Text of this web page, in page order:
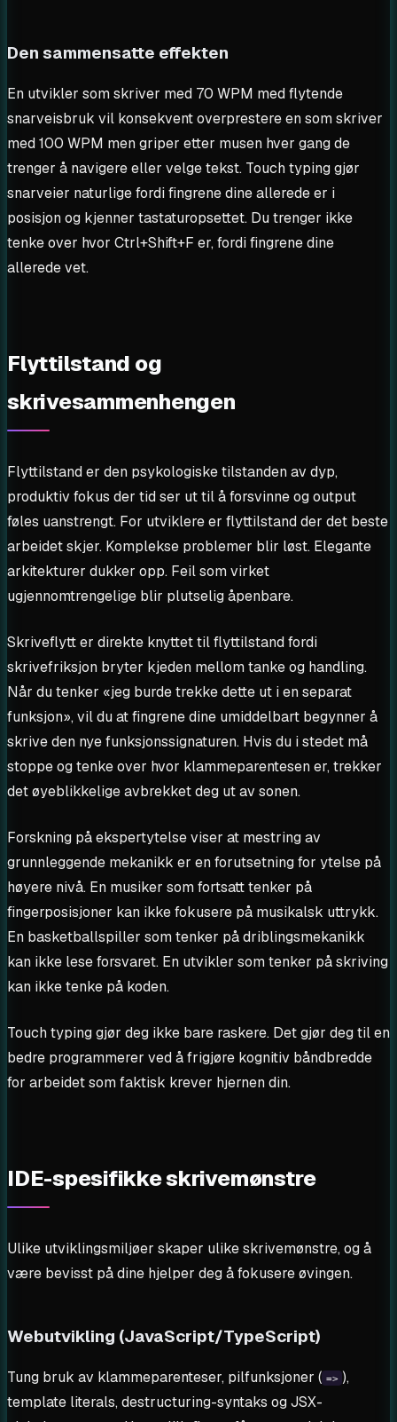
Den sammensatte effekten
En utvikler som skriver med 70 WPM med flytende
snarveisbruk vil konsekvent overprestere en som skriver
med 100 WPM men griper etter musen hver gang de
trenger å navigere eller velge tekst. Touch typing gjør
snarveier naturlige fordi fingrene dine allerede er i
posisjon og kjenner tastaturopsettet. Du trenger ikke
tenke over hvor Ctrl+Shift+F er, fordi fingrene dine
allerede vet.
Flyttilstand og
skrivesammenhengen
Flyttilstand er den psykologiske tilstanden av dyp,
produktiv fokus der tid ser ut til å forsvinne og output
føles uanstrengt. For utviklere er flyttilstand der det beste
arbeidet skjer. Komplekse problemer blir løst. Elegante
arkitekturer dukker opp. Feil som virket
ugjennomtrengelige blir plutselig åpenbare.
Skriveflytt er direkte knyttet til flyttilstand fordi
skrivefriksjon bryter kjeden mellom tanke og handling.
Når du tenker «jeg burde trekke dette ut i en separat
funksjon», vil du at fingrene dine umiddelbart begynner å
skrive den nye funksjonssignaturen. Hvis du i stedet må
stoppe og tenke over hvor klammeparentesen er, trekker
det øyeblikkelige avbrekket deg ut av sonen.
Forskning på ekspertytelse viser at mestring av
grunnleggende mekanikk er en forutsetning for ytelse på
høyere nivå. En musiker som fortsatt tenker på
fingerposisjoner kan ikke fokusere på musikalsk uttrykk.
En basketballspiller som tenker på driblingsmekanikk
kan ikke lese forsvaret. En utvikler som tenker på skriving
kan ikke tenke på koden.
Touch typing gjør deg ikke bare raskere. Det gjør deg til en
bedre programmerer ved å frigjøre kognitiv båndbredde
for arbeidet som faktisk krever hjernen din.
IDE-spesifikke skrivemønstre
Ulike utviklingsmiljøer skaper ulike skrivemønstre, og å
være bevisst på dine hjelper deg å fokusere øvingen.
Webutvikling (JavaScript/TypeScript)
Tung bruk av klammeparenteser, pilfunksjoner ( => ),
template literals, destructuring-syntaks og JSX-